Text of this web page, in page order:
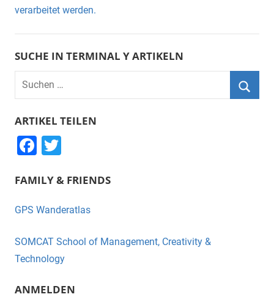
verarbeitet werden.
SUCHE IN TERMINAL Y ARTIKELN
Suchen
nach:
ARTIKEL TEILEN
F
c
e
o
o
k
tt
er
FAMILY & FRIENDS
GPS Wanderatlas
SOMCAT School of Management, Creativity &
Technology
ANMELDEN